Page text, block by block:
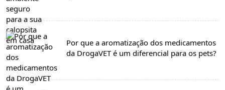
Por que a aromatização dos medicamentos
da DrogaVET é um diferencial para os pets?